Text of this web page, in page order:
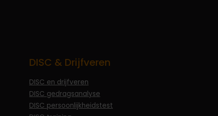
DISC & Drijfveren
DISC en drijfveren
DISC gedragsanalyse
DISC persoonlijkheidstest